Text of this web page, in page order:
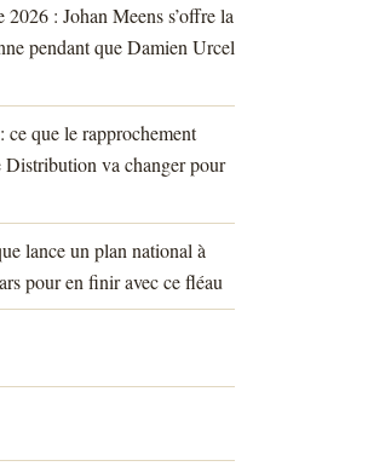
: Johan Meens s’offre la
pendant que Damien Urcel
que le rapprochement
va changer pour
lance un plan national à
pour en finir avec ce fléau